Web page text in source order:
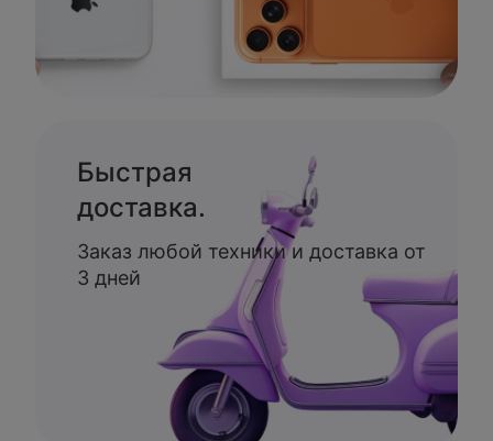
Быстрая
доставка.
Заказ любой техники и доставка от
3 дней